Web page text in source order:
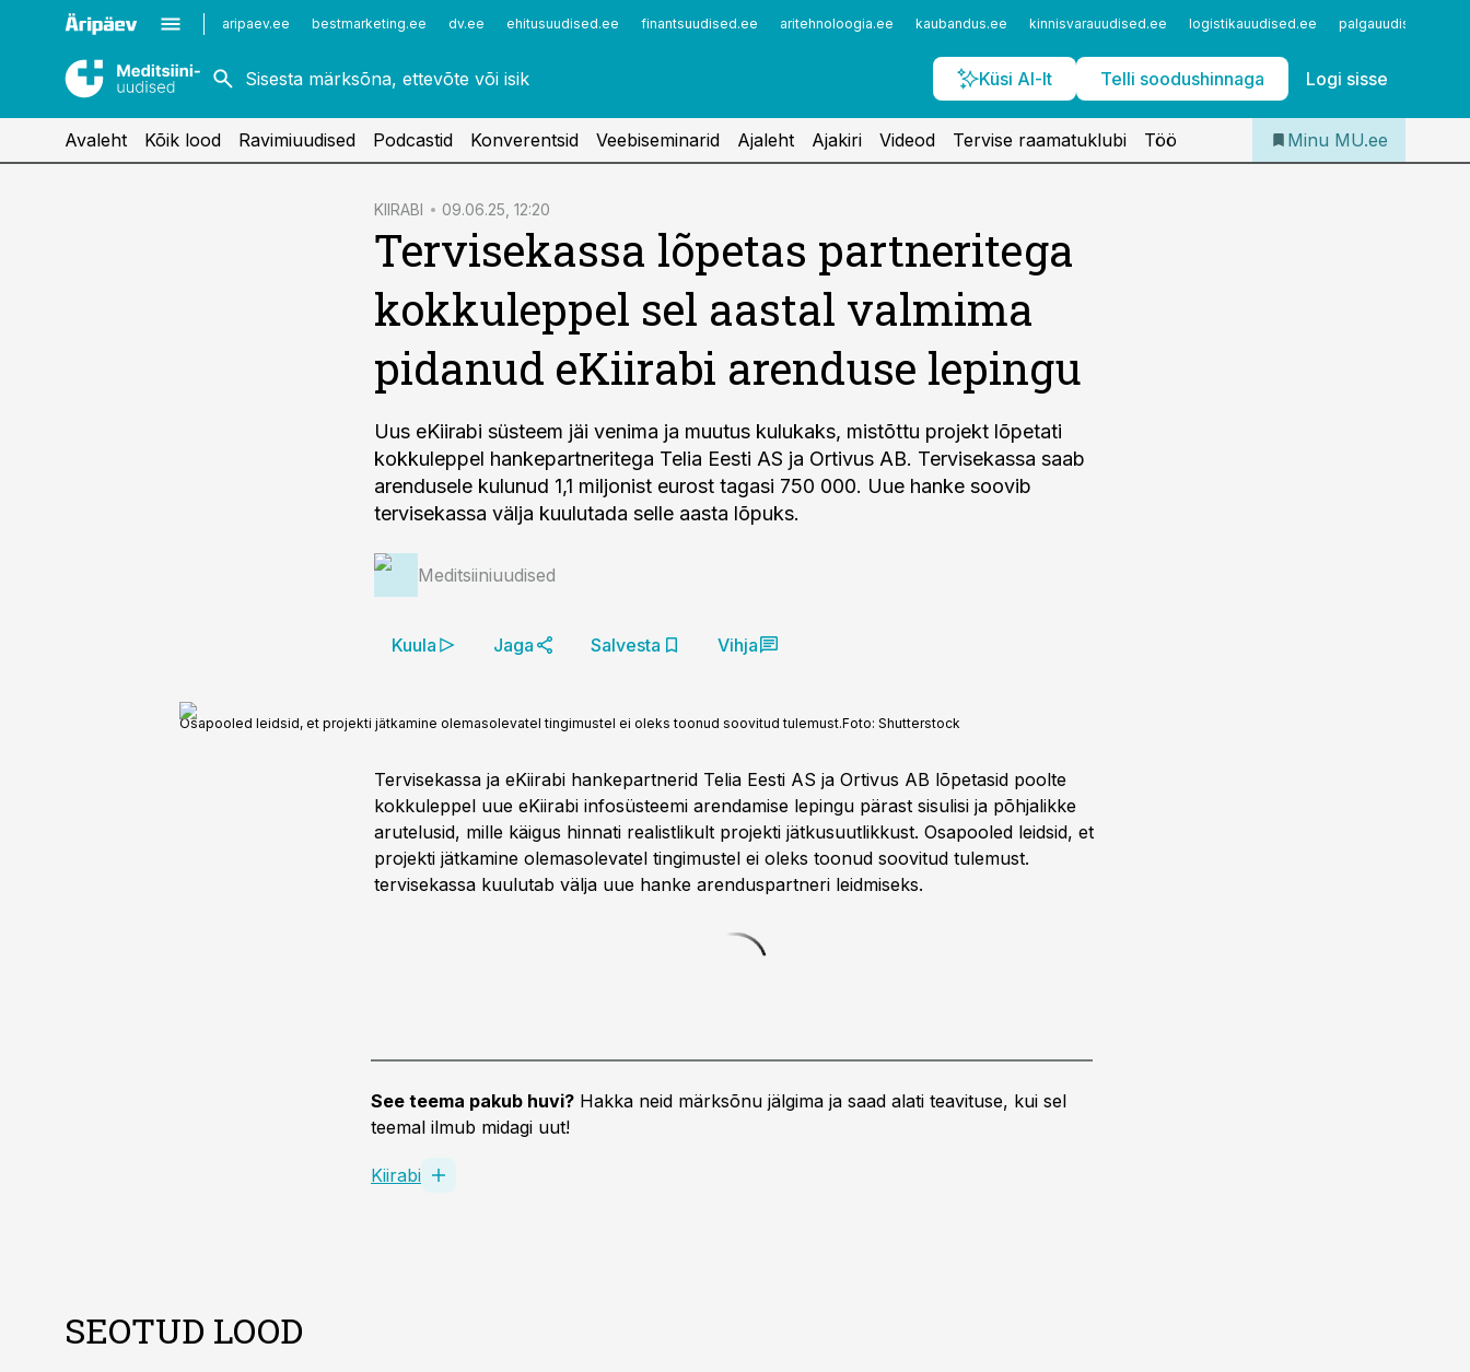
aripaev.ee bestmarketing.ee dv.ee ehitusuudised.ee finantsuudised.ee aritehnoloogia.ee kaubandus.ee kinnisvarauudised.ee logistikauudised.ee palgauudised.ee
Küsi AI-lt Telli soodushinnaga Logi sisse
Kirurgia
Naistehaigused
Vaktsineerimine
Iseteenindus
Telli Meditsiiniuudised
Avaleht Kõik lood Ravimiuudised Podcastid Konverentsid Veebiseminarid Ajaleht Ajakiri Videod Tervise raamatuklubi Töö Minu MU.ee
KIIRABI 09.06.25, 12:20
Tervisekassa lõpetas partneritega
kokkuleppel sel aastal valmima
pidanud eKiirabi arenduse lepingu
Uus eKiirabi süsteem jäi venima ja muutus kulukaks, mistõttu projekt lõpetati
kokkuleppel hankepartneritega Telia Eesti AS ja Ortivus AB. Tervisekassa saab
arendusele kulunud 1,1 miljonist eurost tagasi 750 000. Uue hanke soovib
tervisekassa välja kuulutada selle aasta lõpuks.
Meditsiiniuudised
Kuula Jaga Salvesta Vihja
Osapooled leidsid, et projekti jätkamine olemasolevatel tingimustel ei oleks toonud soovitud tulemust.Foto: Shutterstock
Tervisekassa ja eKiirabi hankepartnerid Telia Eesti AS ja Ortivus AB lõpetasid poolte
kokkuleppel uue eKiirabi infosüsteemi arendamise lepingu pärast sisulisi ja põhjalikke
arutelusid, mille käigus hinnati realistlikult projekti jätkusuutlikkust. Osapooled leidsid, et
projekti jätkamine olemasolevatel tingimustel ei oleks toonud soovitud tulemust.
tervisekassa kuulutab välja uue hanke arenduspartneri leidmiseks.
See teema pakub huvi? Hakka neid märksõnu jälgima ja saad alati teavituse, kui sel
teemal ilmub midagi uut!
Kiirabi
SEOTUD LOOD